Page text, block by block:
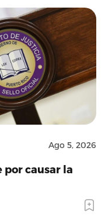
Ago 5, 2026
por causar la